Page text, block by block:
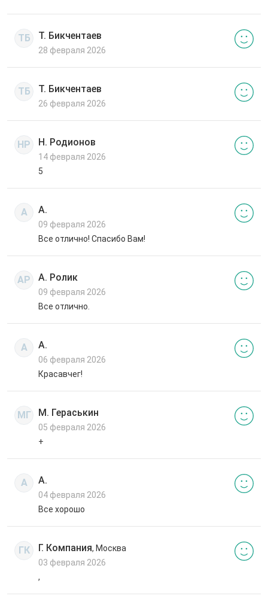
ТБ Т. Бикчентаев
28 февраля 2026
ТБ Т. Бикчентаев
26 февраля 2026
НР Н. Родионов
14 февраля 2026
5
А А.
09 февраля 2026
Все отлично! Спасибо Вам!
АР А. Ролик
09 февраля 2026
Все отлично.
А А.
06 февраля 2026
Красавчег!
МГ М. Гераськин
05 февраля 2026
+
А А.
04 февраля 2026
Все хорошо
ГК Г. Компания, Москва
03 февраля 2026
,